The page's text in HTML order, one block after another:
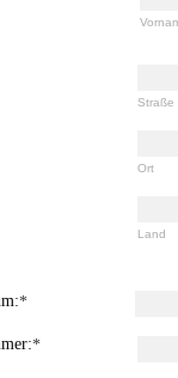
Straße
Ort
Land
*
*